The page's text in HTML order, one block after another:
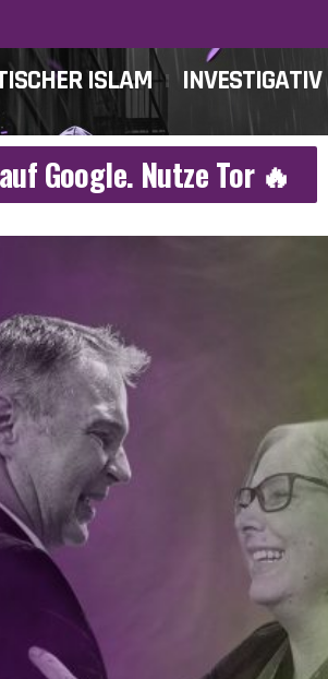
ISLAM INVESTIGATIV
Google. Nutze Tor 🔥